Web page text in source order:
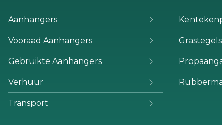
Aanhangers
Vooraad Aanhangers
Gebruikte Aanhangers
Verhuur
Transport
Grastegels